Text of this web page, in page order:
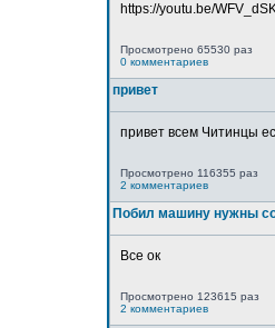
https://youtu.be/
Просмотрено 65530 раз
0 комментариев
привет
привет всем Читинцы
Просмотрено 116355 раз
2 комментариев
Побил машину нужны
Все ок
Просмотрено 123615 раз
2 комментариев